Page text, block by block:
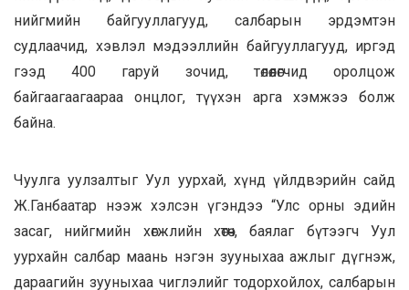
нийгмийн байгууллагууд, салбарын эрдэмтэн
судлаачид, хэвлэл мэдээллийн байгууллагууд, иргэд
гээд 400 гаруй зочид, төлөөлөгчид оролцож
байгаагаагаараа онцлог, түүхэн арга хэмжээ болж
байна.
Чуулга уулзалтыг Уул уурхай, хүнд үйлдвэрийн сайд
Ж.Ганбаатар нээж хэлсэн үгэндээ “Улс орны эдийн
засаг, нийгмийн хөгжлийн хөтөч, баялаг бүтээгч Уул
уурхайн салбар маань нэгэн зууныхаа ажлыг дүгнэж,
дараагийн зууныхаа чиглэлийг тодорхойлох, салбарын